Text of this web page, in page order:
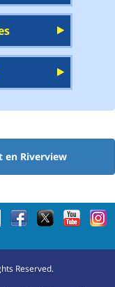
en Riverview
Reserved.